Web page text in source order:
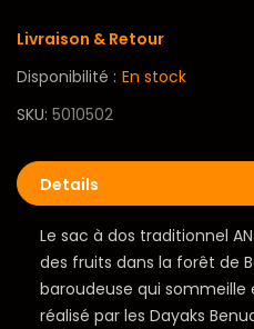
Livraison & Retour
Disponibilité : En stock
SKU 5010502
Details
Le sac à dos traditionnel
des fruits dans la forêt de
baroudeuse qui sommeille
réalisé par les Dayaks